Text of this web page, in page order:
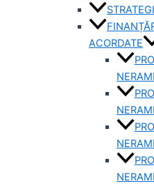
ACORDATE